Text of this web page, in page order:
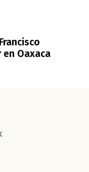
en Oaxaca